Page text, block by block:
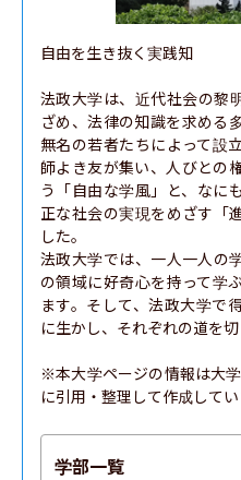
自由を生き抜く実践知
法政大学は、近代社会の黎
ざめ、法律の知識を求める
無名の若者たちによって設
師よき友が集い、人びとの
う「自由な学風」と、なに
正な社会の実現をめざす「
した。
法政大学では、一人一人の
の領域に好奇心を持って学
ます。そして、法政大学で
に生かし、それぞれの道を切
※本大学ページの情報は大
に引用・整理して作成してい
学部一覧